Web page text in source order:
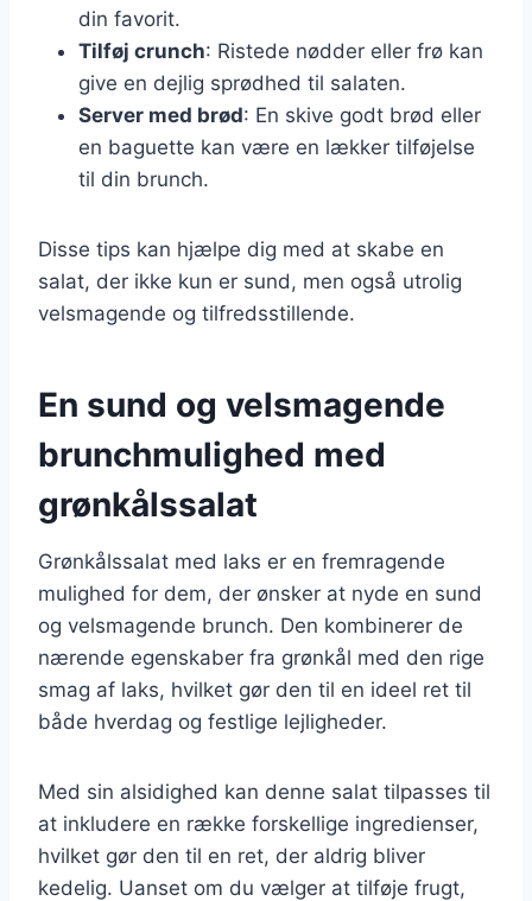
din favorit.
Tilføj crunch: Ristede nødder eller frø kan
give en dejlig sprødhed til salaten.
Server med brød: En skive godt brød eller
en baguette kan være en lækker tilføjelse
til din brunch.
Disse tips kan hjælpe dig med at skabe en
salat, der ikke kun er sund, men også utrolig
velsmagende og tilfredsstillende.
En sund og velsmagende
brunchmulighed med
grønkålssalat
Grønkålssalat med laks er en fremragende
mulighed for dem, der ønsker at nyde en sund
og velsmagende brunch. Den kombinerer de
nærende egenskaber fra grønkål med den rige
smag af laks, hvilket gør den til en ideel ret til
både hverdag og festlige lejligheder.
Med sin alsidighed kan denne salat tilpasses til
at inkludere en række forskellige ingredienser,
hvilket gør den til en ret, der aldrig bliver
kedelig. Uanset om du vælger at tilføje frugt,